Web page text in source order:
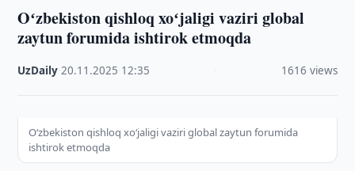
Oʻzbekiston qishloq xoʻjaligi vaziri global
zaytun forumida ishtirok etmoqda
UzDaily ·20.11.2025 12:35 1616 views
Oʻzbekiston qishloq xoʻjaligi vaziri global zaytun forumida
ishtirok etmoqda